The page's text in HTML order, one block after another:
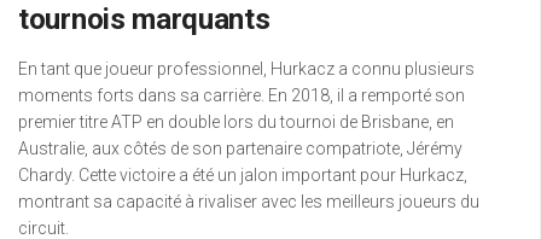
tournois marquants
En tant que joueur professionnel, Hurkacz a connu plusieurs
moments forts dans sa carrière. En 2018, il a remporté son
premier titre ATP en double lors du tournoi de Brisbane, en
Australie, aux côtés de son partenaire compatriote, Jérémy
Chardy. Cette victoire a été un jalon important pour Hurkacz,
montrant sa capacité à rivaliser avec les meilleurs joueurs du
circuit.